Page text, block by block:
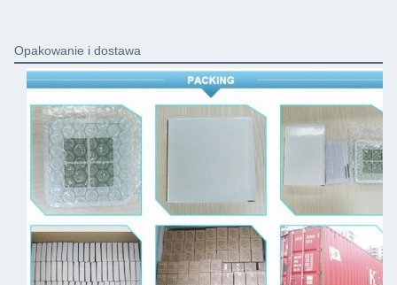
Opakowanie i dostawa